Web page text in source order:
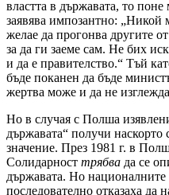
властта в държавата, то
заявява импозантно: „Никой
желае да прогонва другите
за да ги заеме сам. Не бих
и да е правителство.“ Тъй
бъде поканен да бъде
жертва може и да не
Но в случая с Полша
държавата“ получи наскорто
значение. През 1981 г. в
Солидарност трябва да се
държавата. Но
последователно отказаха да